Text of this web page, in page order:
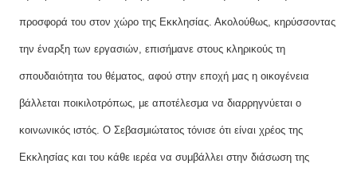
προσφορά του στον χώρο της Εκκλησίας. Ακολούθως, κηρύσσοντας
την έναρξη των εργασιών, επισήμανε στους κληρικούς τη
σπουδαιότητα του θέματος, αφού στην εποχή μας η οικογένεια
βάλλεται ποικιλοτρόπως, με αποτέλεσμα να διαρρηγνύεται ο
κοινωνικός ιστός. Ο Σεβασμιώτατος τόνισε ότι είναι χρέος της
Εκκλησίας και του κάθε ιερέα να συμβάλλει στην διάσωση της